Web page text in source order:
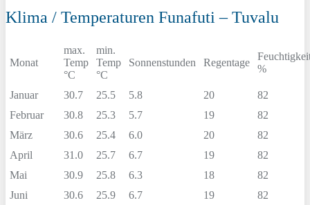
Klima / Temperaturen Funafuti – Tuvalu
Monat
max.
Temp
°C
min.
Temp
°C
Sonnenstunden Regentage
%
Januar 30.7 25.5 5.8 20
82
Februar
30.8 25.3 5.7 19
82
März
30.6 25.4 6.0 20
82
April
31.0 25.7 6.7 19
82
Mai
30.9 25.8 6.3 18
82
Juni
30.6 25.9 6.7 19
82